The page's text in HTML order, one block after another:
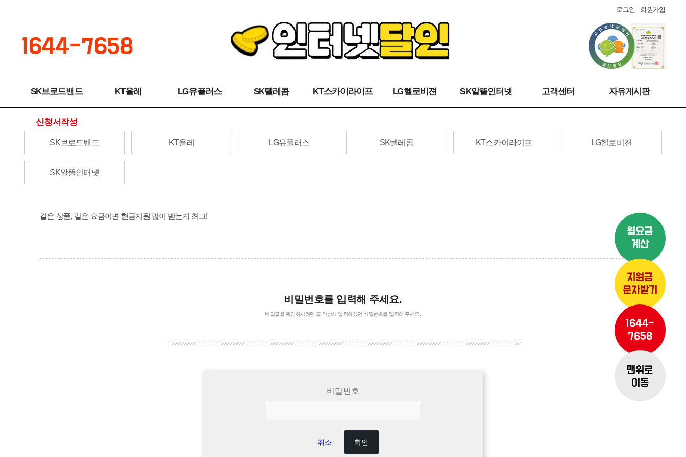
SK브로드밴드 KT올레 LG유플러스 SK텔레콤 KT스카이라이프 LG헬로비젼 SK알뜰인터넷 고객센터 자유게시판
신청서작성
로그인 회원가입
1644-7658
SK브로드밴드 KT올레 LG유플러스 SK텔레콤 KT스카이라이프 LG헬로비젼
SK알뜰인터넷
같은 상품, 같은 요금이면 현금지원 많이 받는게 최고!
비밀번호를 입력해 주세요.
비밀글을 확인하시려면 글 작성시 입력하셨던 비밀번호를 입력해 주세요.
비밀번호
취소
월요금
계산
지원금
문자받기
1644-
7658
맨위로
이동